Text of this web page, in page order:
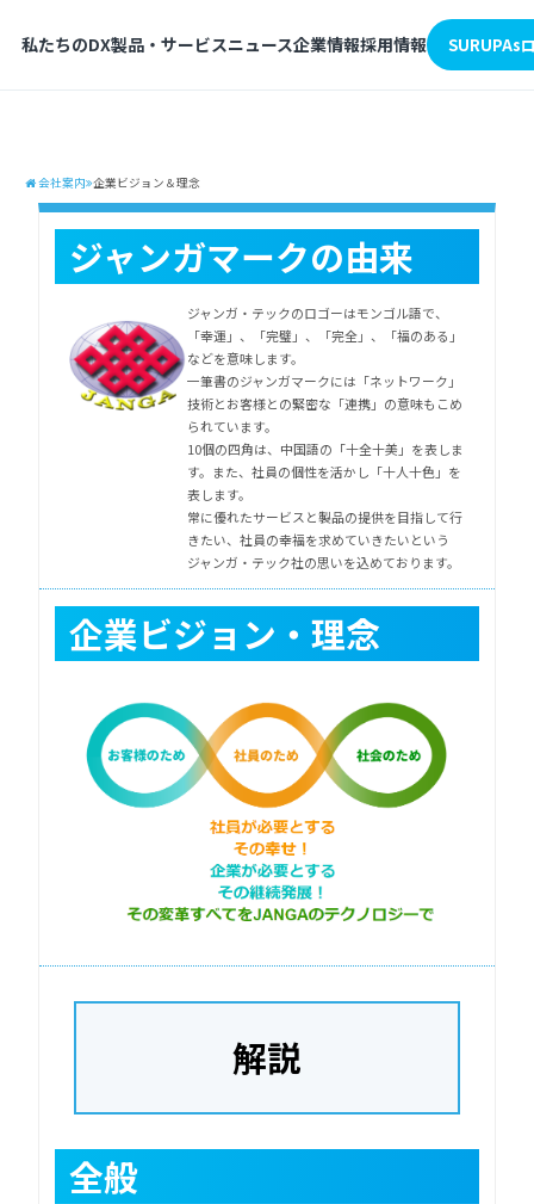
私たちのDX製品・サービスニュース企業情報採用情報 SURUPAs
会社案内 企業ビジョン＆理念
ジャンガマークの由来
ジャンガ・テックのロゴーはモンゴル語で、
「幸運」、「完璧」、「完全」、「福のある」
などを意味します。
一筆書のジャンガマークには「ネットワーク」
技術とお客様との緊密な「連携」の意味もこめ
られています。
10個の四角は、中国語の「十全十美」を表しま
す。また、社員の個性を活かし「十人十色」を
表します。
常に優れたサービスと製品の提供を目指して行
きたい、社員の幸福を求めていきたいという
ジャンガ・テック社の思いを込めております。
企業ビジョン・理念
解説
全般